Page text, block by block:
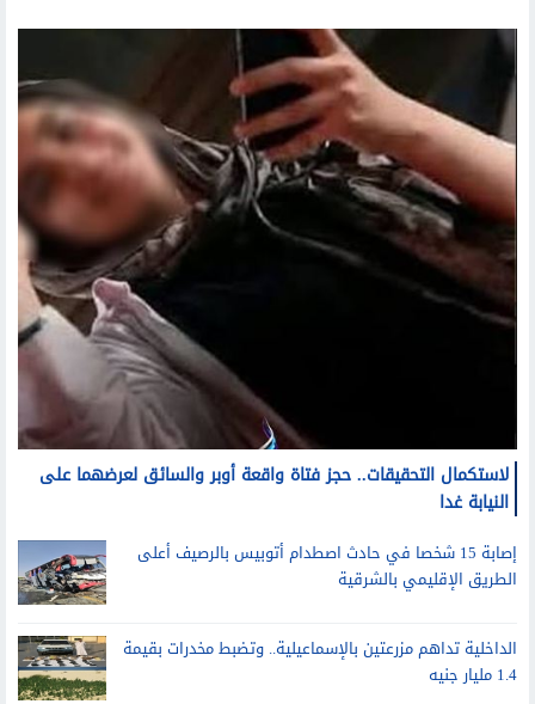
لاستكمال التحقيقات.. حجز فتاة واقعة أوبر والسائق لعرضهما على
النيابة غدا
إصابة 15 شخصا في حادث اصطدام أتوبيس بالرصيف أعلى
الطريق الإقليمي بالشرقية
الداخلية تداهم مزرعتين بالإسماعيلية.. وتضبط مخدرات بقيمة
1.4 مليار جنيه